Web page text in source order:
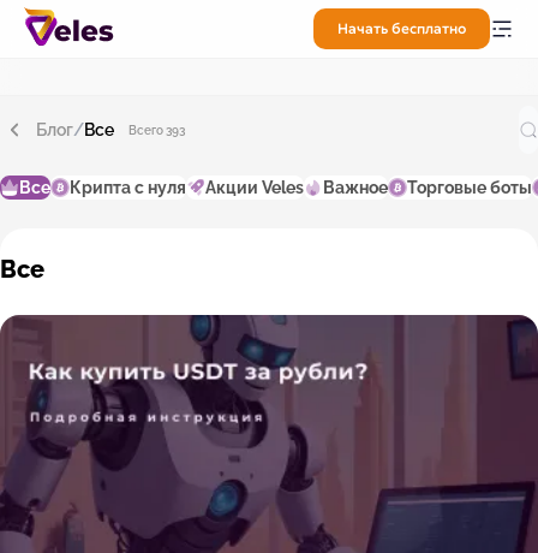
Начать бесплатно
Блог/Все Всего 393
Все Крипта с нуля Акции Veles Важное Торговые боты
Все